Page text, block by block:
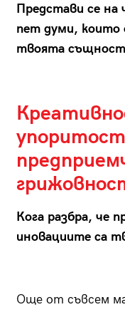
Представи се на
пет думи, които
твоята
Кога разбра, че
иновациите са
Още от съвсем